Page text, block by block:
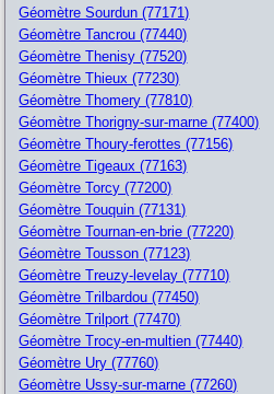
Géomètre Sourdun (77171)
Géomètre Tancrou (77440)
Géomètre Thenisy (77520)
Géomètre Thieux (77230)
Géomètre Thomery (77810)
Géomètre Thorigny-sur-marne (77400)
Géomètre Thoury-ferottes (77156)
Géomètre Tigeaux (77163)
Géomètre Torcy (77200)
Géomètre Touquin (77131)
Géomètre Tournan-en-brie (77220)
Géomètre Tousson (77123)
Géomètre Treuzy-levelay (77710)
Géomètre Trilbardou (77450)
Géomètre Trilport (77470)
Géomètre Trocy-en-multien (77440)
Géomètre Ury (77760)
Géomètre Ussy-sur-marne (77260)